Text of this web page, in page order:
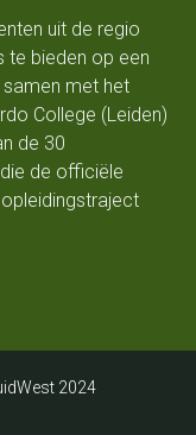
uit de regio
te bieden op een
met het
College (Leiden)
de 30
de officiële
2024